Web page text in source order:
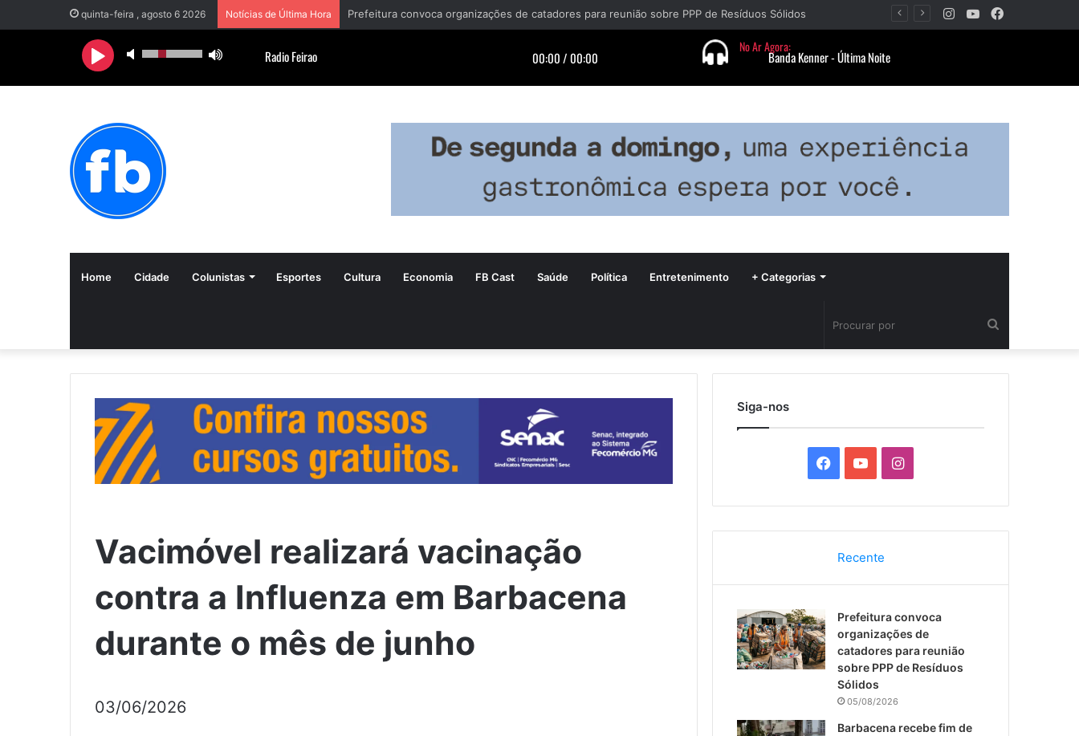
quinta-feira , agosto 6 2026 Notícias de Última Hora YouTube
Instagram
Home Cidade Colunistas Esportes Cultura Economia FB Cast Saúde Política Entretenimento + Categorias
por
Vacimóvel realizará vacinação
contra a Influenza em Barbacena
durante o mês de junho
03/06/2026
Siga-nos
c
e
b
o
o
k
u
T
u
b
e
I
s
a
g
r
Recente
Prefeitura convoca
organizações de
catadores para reunião
sobre PPP de Resíduos
Sólidos
05/08/2026
Barbacena recebe fim de